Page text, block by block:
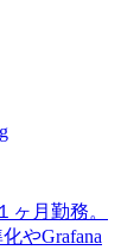
月勤務。
やGrafana